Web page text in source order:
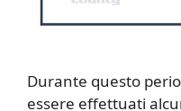
Durante questo
essere effettuati